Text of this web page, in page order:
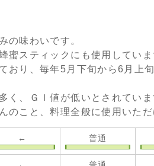
の味わいです。
蜜スティックにも使用していま
おり、毎年5月下旬から6月上
く、ＧＩ値が低いとされていま
のこと、料理全般に使用いただ
← 普通